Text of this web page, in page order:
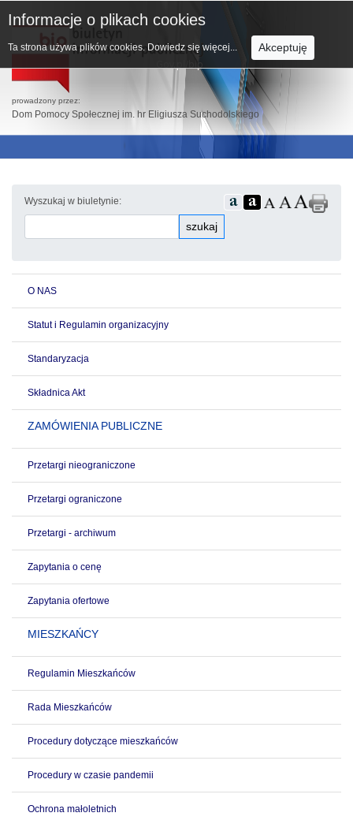
prowadzony przez:
Dom Pomocy Społecznej im. hr Eligiusza Suchodolskiego
Wyszukaj w biuletynie:
szukaj
O NAS
Statut i Regulamin organizacyjny
Standaryzacja
Składnica Akt
ZAMÓWIENIA PUBLICZNE
Przetargi nieograniczone
Przetargi ograniczone
Przetargi - archiwum
Zapytania o cenę
Zapytania ofertowe
MIESZKAŃCY
Regulamin Mieszkańców
Rada Mieszkańców
Procedury dotyczące mieszkańców
Procedury w czasie pandemii
Ochrona małoletnich
Informacje o plikach cookies
Ta strona używa plików cookies. Dowiedz się więcej... Akceptuję